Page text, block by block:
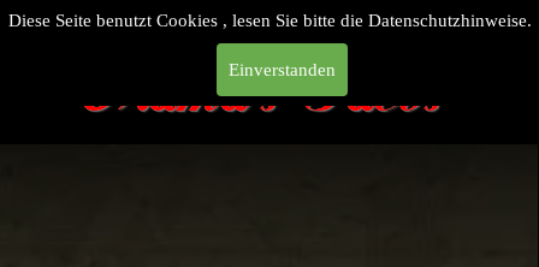
Diese Seite benutzt Cookies , lesen Sie bitte die Datenschutzhinweise.
Einverstanden
Mama`s Tacos